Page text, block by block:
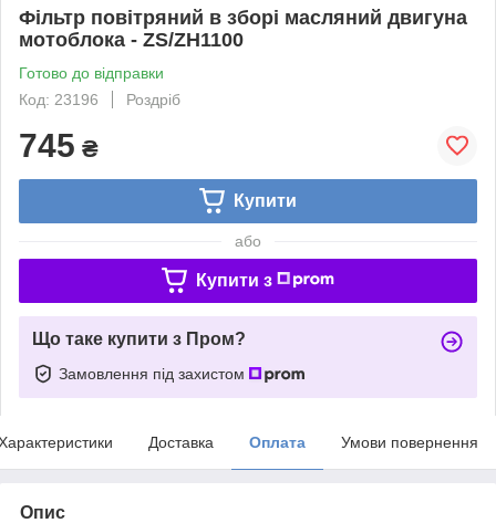
Фільтр повітряний в зборі масляний двигуна
мотоблока - ZS/ZH1100
Готово до відправки
Код: 23196
Роздріб
745 ₴
Купити
або
Купити з
Що таке купити з Пром?
Замовлення під захистом
Доставка Оплата Умови повернення
Опис